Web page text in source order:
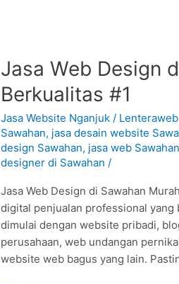
Jasa Web Design
Berkualitas #1
Jasa Website Nganjuk /
Sawahan, jasa desain website
design Sawahan, jasa web Sawahan
designer di Sawahan /
Jasa Web Design di Sawahan
digital penjualan professional yang
dimulai dengan website pribadi,
perusahaan, web undangan
website web bagus yang lain.
Jasa
Web
Design
di
Sawahan
–
Nganjuk
Murah
Berkualitas
#1